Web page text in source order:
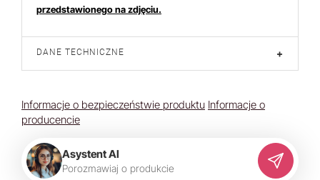
przedstawionego na zdjęciu.
DANE TECHNICZNE +
Informacje o bezpieczeństwie produktu Informacje o
producencie
Asystent AI
Porozmawiaj o produkcie